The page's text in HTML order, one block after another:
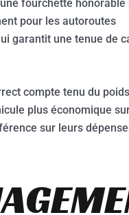
fourchette honorable
pour les autoroutes
garantit une tenue de
compte tenu du
plus économique
sur leurs